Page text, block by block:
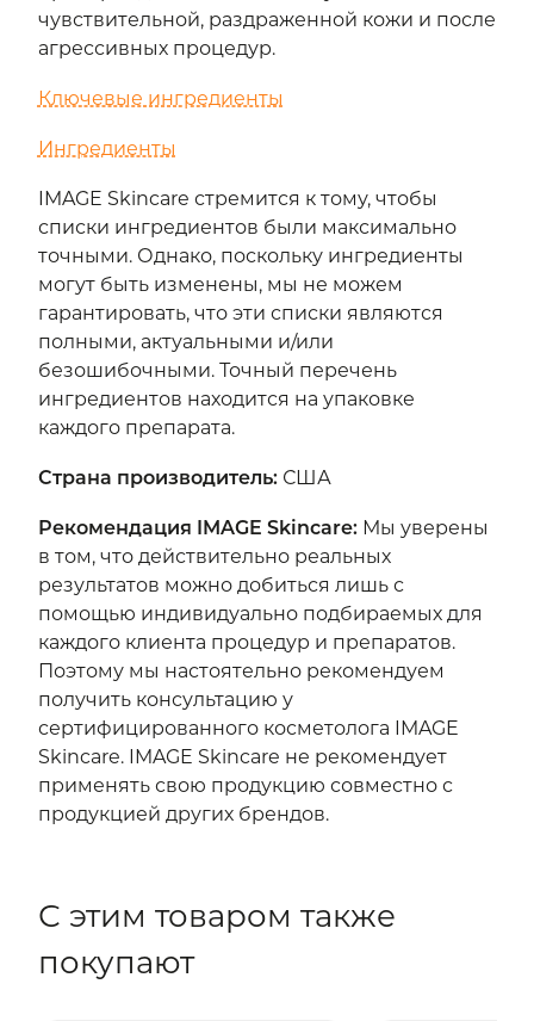
чувствительной, раздраженной кожи и после
агрессивных процедур.
Ключевые ингредиенты
Ингредиенты
IMAGE Skincare стремится к тому, чтобы
списки ингредиентов были максимально
точными. Однако, поскольку ингредиенты
могут быть изменены, мы не можем
гарантировать, что эти списки являются
полными, актуальными и/или
безошибочными. Точный перечень
ингредиентов находится на упаковке
каждого препарата.
Страна производитель:США
Рекомендация IMAGE Skincare:Мы уверены
в том, что действительно реальных
результатов можно добиться лишь с
помощью индивидуально подбираемых для
каждого клиента процедур и препаратов.
Поэтому мы настоятельно рекомендуем
получить консультацию у
сертифицированного косметолога IMAGE
Skincare. IMAGE Skincare не рекомендует
применять свою продукцию совместно с
продукцией других брендов.
С этим товаром также
покупают